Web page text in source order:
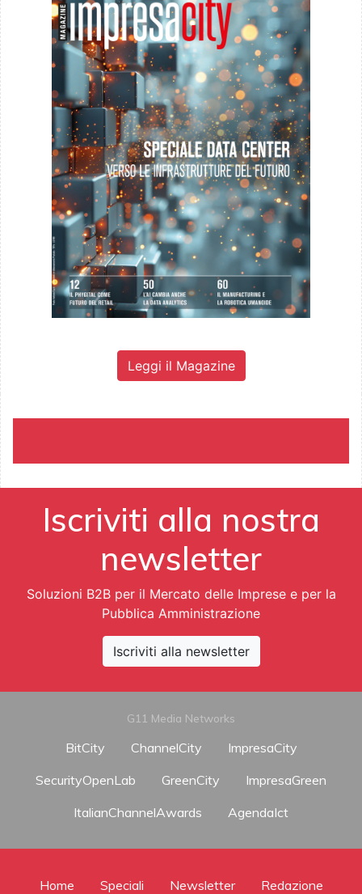
Leggi il Magazine
Iscriviti alla nostra
newsletter
Soluzioni B2B per il Mercato delle Imprese e per la
Pubblica Amministrazione
Iscriviti alla newsletter
G11 Media Networks
BitCity ChannelCity
ImpresaCity
SecurityOpenLab
GreenCity
ImpresaGreen
ItalianChannelAwards
AgendaIct
Home Speciali Newsletter Redazione